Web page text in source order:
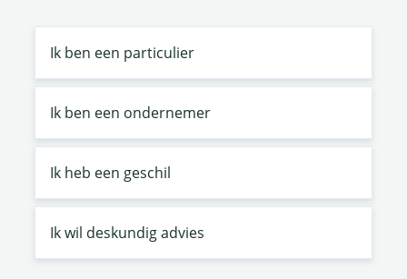
Ik ben een particulier
Ik ben een ondernemer
Ik heb een geschil
Ik wil deskundig advies